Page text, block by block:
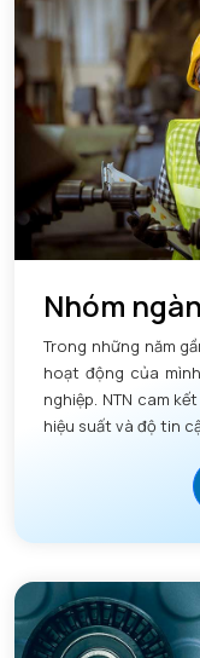
Nhóm
Trong những năm
hoạt động của mình
nghiệp. NTN cam
hiệu suất và độ tin